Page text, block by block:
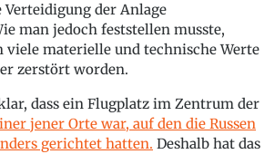
Verteidigung der Anlage
man jedoch feststellen musste,
viele materielle und technische Werte
zerstört worden.
dass ein Flugplatz im Zentrum der
jener Orte war, auf den die Russen
gerichtet hatten. Deshalb hat das